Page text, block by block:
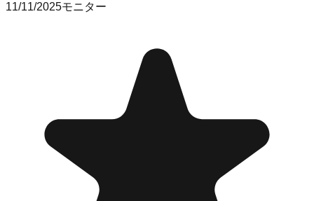
11/11/2025モニター